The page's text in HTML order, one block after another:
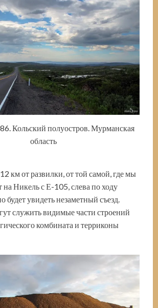
Кольский полуостров. Мурманская
область
км от развилки, от той самой, где мы
на Никель с Е-105, слева по ходу
будет увидеть незаметный съезд.
служить видимые части строений
комбината и терриконы